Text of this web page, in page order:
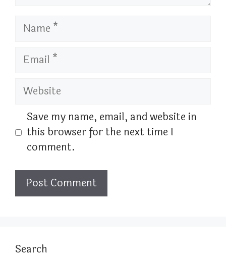
Name
Email
Website
Save my name, email, and website in
this browser for the next time I
comment.
Search